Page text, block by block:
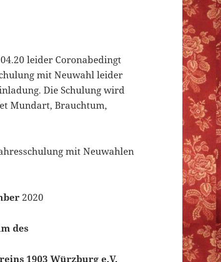
leider Coronabedingt
mit Neuwahl leider
Die Schulung wird
Mundart, Brauchtum,
mit Neuwahlen
2020
des
1903 Würzburg e.V.